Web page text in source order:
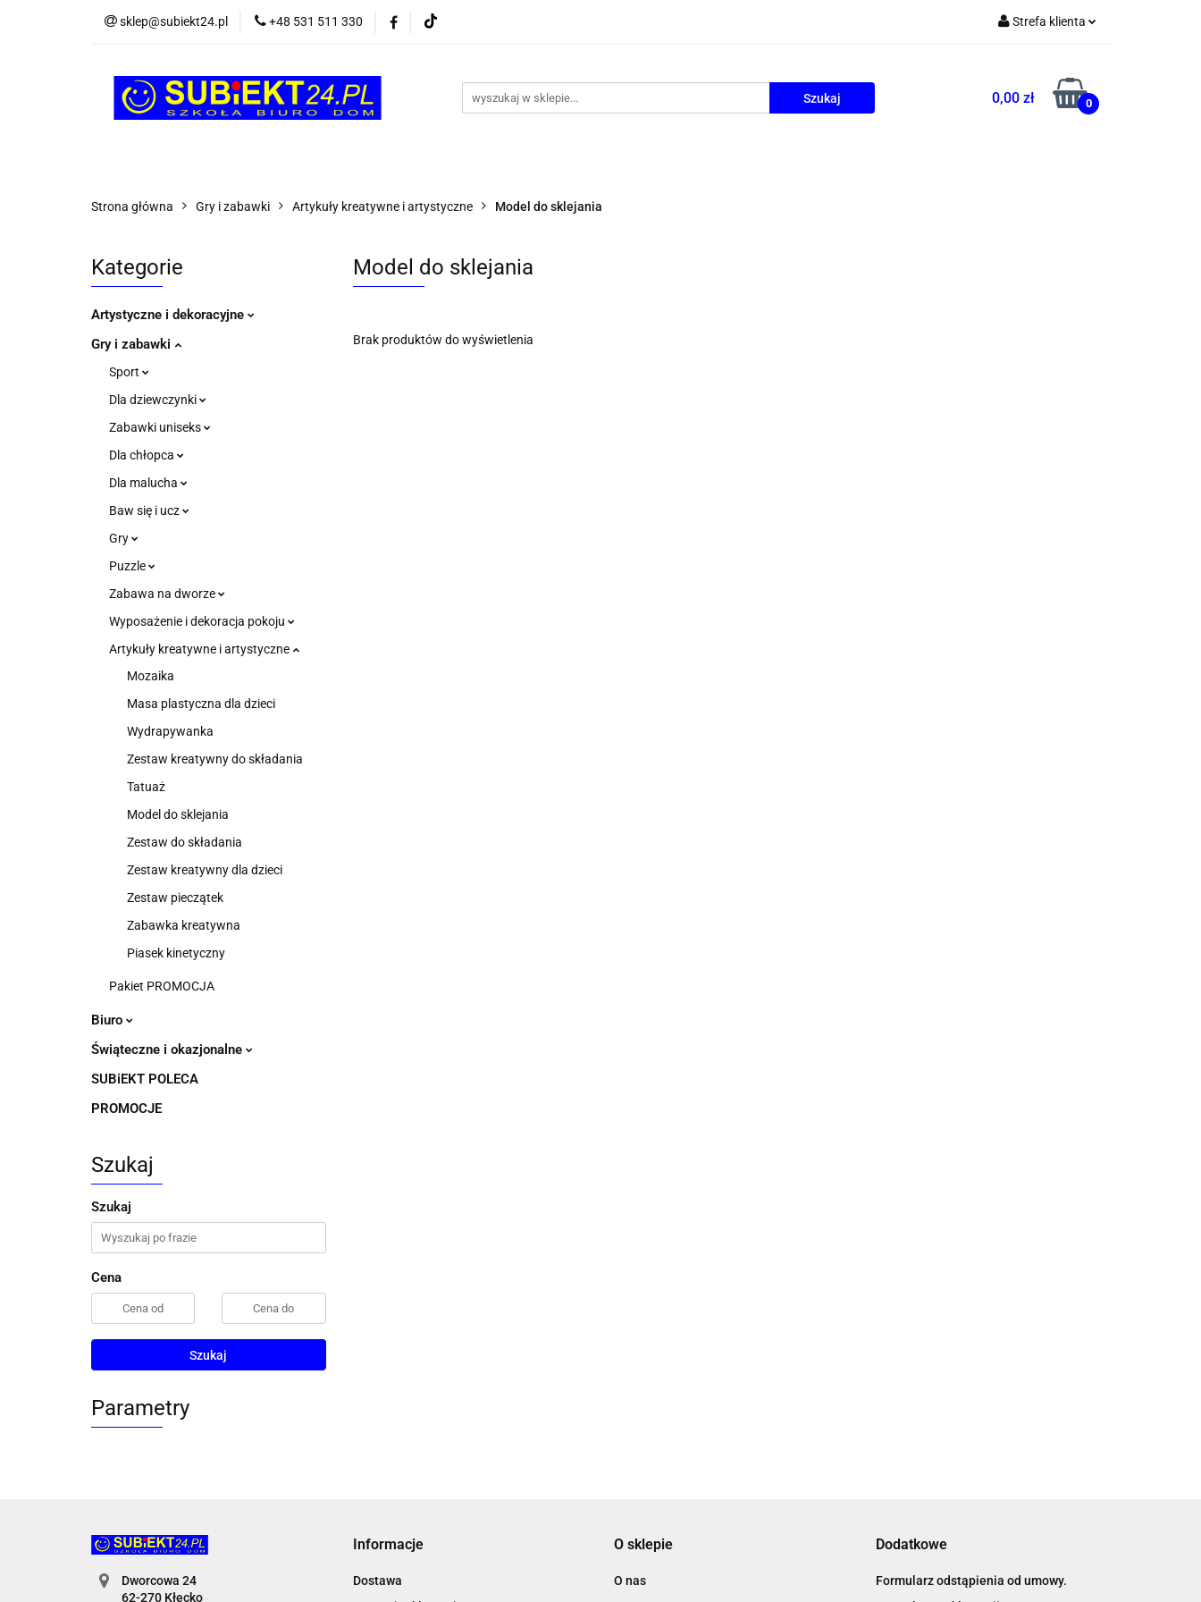
sklep@subiekt24.pl +48 531 511 330 Strefa klienta
Zarejestruj się
0,00 zł 0
SZKOLNE BIUROWE
ŚWIĄTECZNE i OKAZJONALNE AGD
Strona główna Gry i zabawki Artykuły kreatywne i artystyczne Model do sklejania
Kategorie
Artystyczne i dekoracyjne
Gry i zabawki
Sport
Dla dziewczynki
Zabawki uniseks
Dla chłopca
Dla malucha
Baw się i ucz
Gry
Puzzle
Zabawa na dworze
Wyposażenie i dekoracja pokoju
Artykuły kreatywne i artystyczne
Mozaika
Masa plastyczna dla dzieci
Wydrapywanka
Zestaw kreatywny do składania
Tatuaż
Model do sklejania
Zestaw do składania
Zestaw kreatywny dla dzieci
Zestaw pieczątek
Zabawka kreatywna
Piasek kinetyczny
Pakiet PROMOCJA
Biuro
Świąteczne i okazjonalne
SUBiEKT POLECA
PROMOCJE
Szukaj
Szukaj
Cena
Szukaj
Parametry
Model do sklejania
Brak produktów do wyświetlenia
Dworcowa 24
62-270 Kłecko
Informacje
Dostawa
O sklepie
O nas
Dodatkowe
Formularz odstąpienia od umowy.